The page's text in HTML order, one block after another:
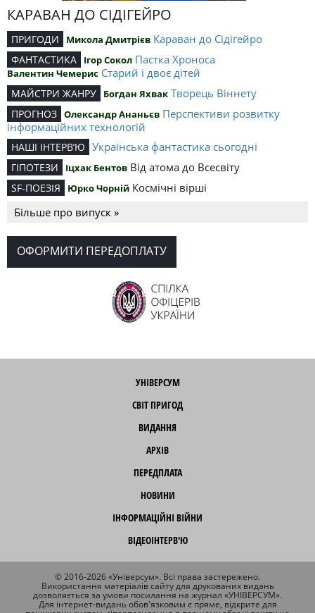
КАРАВАН ДО СІДІГЕЙРО
ПРИГОДИ Микола Дмитрієв Караван до Сідігейро
ФАНТАСТИКА Ігор Сокол Пастка Хроноса
Валентин Чемерис Старий і двоє дітей
МАЙСТРИ ЖАНРУ Богдан Яхвак Творець Віннету
ПРОГНОЗ Олександр Ананьєв Перспективи розвитку
інформаційних технологій
НАШІ ІНТЕРВ’Ю Українська фантастика сьогодні
ГІПОТЕЗИ Іцхак Бентов Від атома до Всесвіту
SF-ПОЕЗІЯ Юрко Чорній Космічні вірші
Більше про випуск »
ОФОРМИТИ ПЕРЕДОПЛАТУ
УНІВЕРСУМ
СВІТ ПРИГОД
ВИДАННЯ
АРХІВ
ПЕРЕДПЛАТА
НОВИНИ
ІНФОРМАЦІЙНІ ВІЙНИ
ВІДЕОІНТЕРВ'Ю
© 2016-2026 «Універсум». Всі права застережено.
Використання матеріалів сайту для друкованих видань
дозволяється за умови посилання на журнал «УНІВЕРСУМ».
Для інтернет-видань обов'язковим є пряме, відкрите для